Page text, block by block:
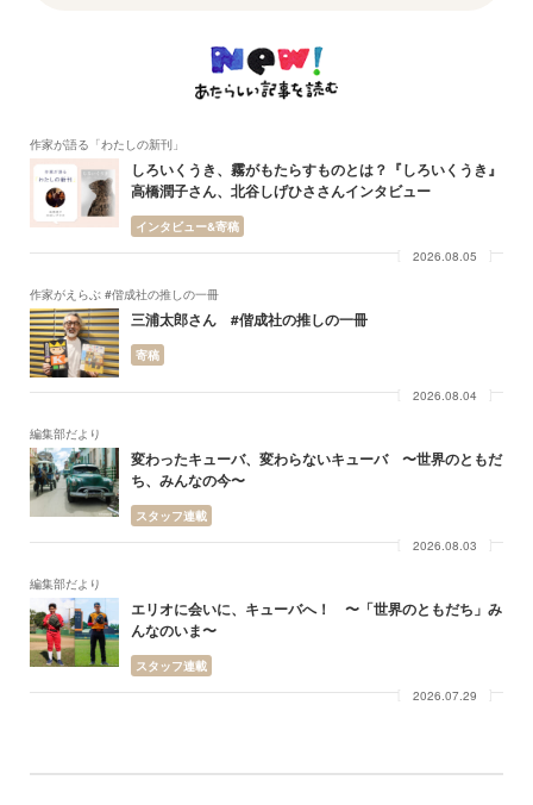
作家が語る「わたしの新刊」
しろいくうき、霧がもたらすものとは？『しろいくうき』
高橋潤子さん、北谷しげひささんインタビュー
インタビュー&寄稿
2026.08.05
作家がえらぶ #偕成社の推しの一冊
三浦太郎さん #偕成社の推しの一冊
寄稿
2026.08.04
編集部だより
変わったキューバ、変わらないキューバ 〜世界のともだ
ち、みんなの今〜
スタッフ連載
2026.08.03
編集部だより
エリオに会いに、キューバへ！ 〜「世界のともだち」み
んなのいま〜
スタッフ連載
2026.07.29